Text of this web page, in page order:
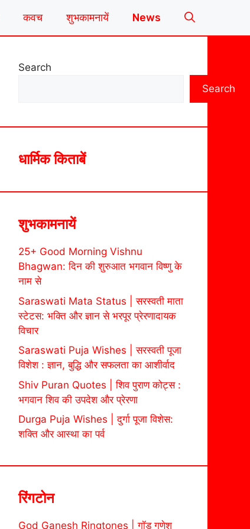
कवच शुभकामनायें News
Search
Search
धार्मिक किताबें
शुभकामनायें
25+ Good Morning Vishnu
Bhagwan: दिन की शुरुआत भगवान विष्णु के
नाम से
Saraswati Mata Status | सरस्वती माता
स्टेटस: भक्ति और ज्ञान से भरपूर प्रेरणादायक
विचार
Saraswati Puja Wishes | सरस्वती पूजा
विशेश : ज्ञान, बुद्धि और सफलता का आशीर्वाद
Shiv Puran Quotes | शिव पुराण कोट्स :
भगवान शिव की उपदेश और प्रेरणा
Durga Puja Wishes | दुर्गा पूजा विशेस:
शक्ति और आस्था का पर्व
रिंगटोन
God Ganesh Ringtones | गॉड गणेश